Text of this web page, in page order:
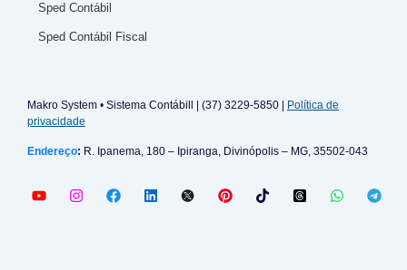
Sped Contábil
Sped Contábil Fiscal
Makro System • Sistema Contábill | (37) 3229-5850 |
Política de
privacidade
Endereço: R. Ipanema, 180 – Ipiranga, Divinópolis – MG, 35502-043